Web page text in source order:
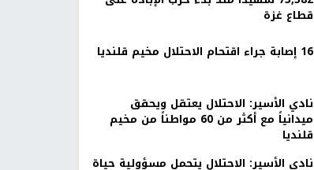
قطاع غزة
16 إصابة جراء اقتحام الاحتلال مخيم قلنديا
نادي الأسير: الاحتلال يعتقل ويحقق
ميدانياً مع أكثر من 60 مواطناً من مخيم
قلنديا
نادي الأسير: الاحتلال يتحمل مسؤولية حياة